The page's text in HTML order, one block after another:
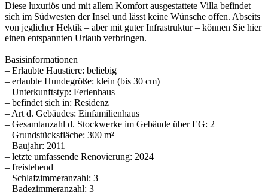
Diese luxuriös und mit allem Komfort ausgestattete Villa befindet
sich im Südwesten der Insel und lässt keine Wünsche offen. Abseits
von jeglicher Hektik – aber mit guter Infrastruktur – können Sie hier
einen entspannten Urlaub verbringen.
Basisinformationen
– Erlaubte Haustiere: beliebig
– erlaubte Hundegröße: klein (bis 30 cm)
– Unterkunftstyp: Ferienhaus
– befindet sich in: Residenz
– Art d. Gebäudes: Einfamilienhaus
– Gesamtanzahl d. Stockwerke im Gebäude über EG: 2
– Grundstücksfläche: 300 m²
– Baujahr: 2011
– letzte umfassende Renovierung: 2024
– freistehend
– Schlafzimmeranzahl: 3
– Badezimmeranzahl: 3